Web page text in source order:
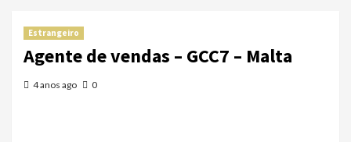
Estrangeiro
Agente de vendas – GCC7 – Malta
4 anos ago 0